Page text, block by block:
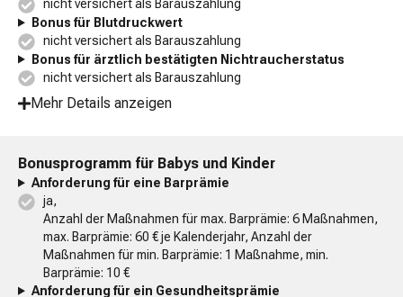
nicht versichert als Barauszahlung
Bonus für Blutdruckwert
nicht versichert als Barauszahlung
Bonus für ärztlich bestätigten Nichtraucherstatus
nicht versichert als Barauszahlung
Mehr Details anzeigen
Bonusprogramm für Babys und Kinder
Anforderung für eine Barprämie
ja,
Anzahl der Maßnahmen für max. Barprämie: 6 Maßnahmen,
max. Barprämie: 60 € je Kalenderjahr, Anzahl der
Maßnahmen für min. Barprämie: 1 Maßnahme, min.
Barprämie: 10 €
Anforderung für ein Gesundheitsprämie